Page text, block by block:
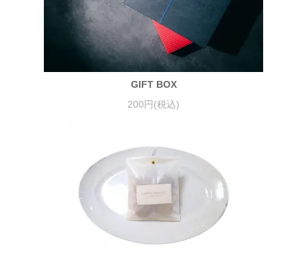
GIFT BOX
200円(税込)